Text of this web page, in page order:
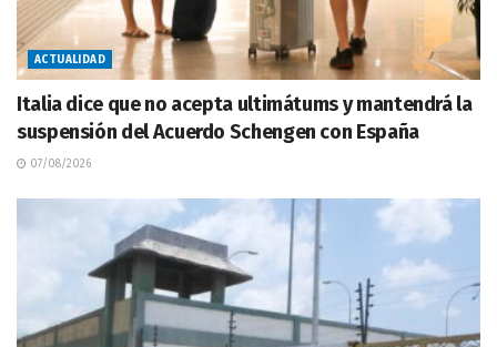
ACTUALIDAD
Italia dice que no acepta ultimátums y mantendrá la
suspensión del Acuerdo Schengen con España
07/08/2026